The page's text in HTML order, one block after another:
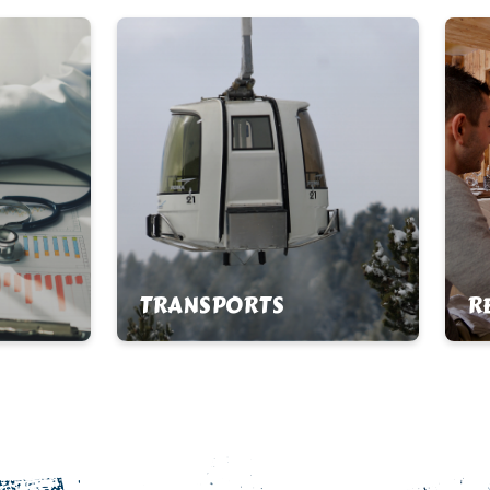
TRANSPORTS